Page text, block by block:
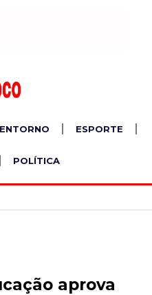
ENTORNO ESPORTE
POLÍTICA
aprova